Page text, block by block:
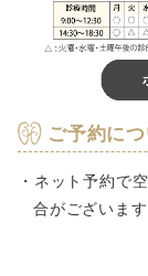
ご予約に
ネット予約で
合がございま